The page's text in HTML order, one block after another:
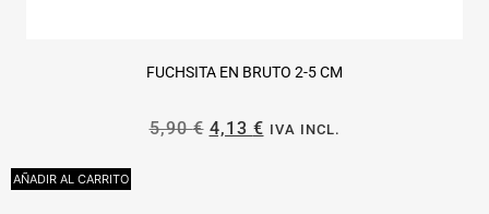
FUCHSITA EN BRUTO 2-5 CM
5,90€ 4,13 € IVA INCL.
AÑADIR AL CARRITO